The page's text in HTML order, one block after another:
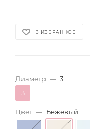
В ИЗБРАННОЕ
Диаметр — 3
3
Цвет — Бежевый